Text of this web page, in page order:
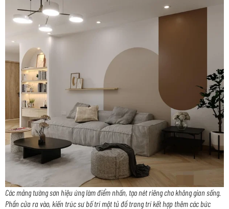
Các mảng tường sơn hiệu ứng làm điểm nhấn, tạo nét riêng cho không gian sống.
Phần cửa ra vào, kiến trúc sư bố trí một tủ đồ trang trí kết hợp thêm các bức